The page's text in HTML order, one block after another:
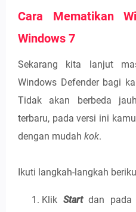
Cara Mematikan
Windows 7
Sekarang kita lanjut
Windows Defender bagi
Tidak akan berbeda
terbaru, pada versi ini
dengan mudah kok.
Ikuti langkah-langkah
Klik Startdan pada